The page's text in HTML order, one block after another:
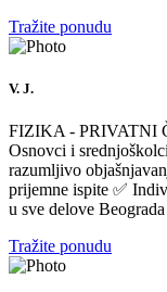
Tražite ponudu
V. J.
FIZIKA - PRIVATNI
Osnovci i
razumljivo
prijemne ispite ✅
u sve delove Beograda
Tražite ponudu